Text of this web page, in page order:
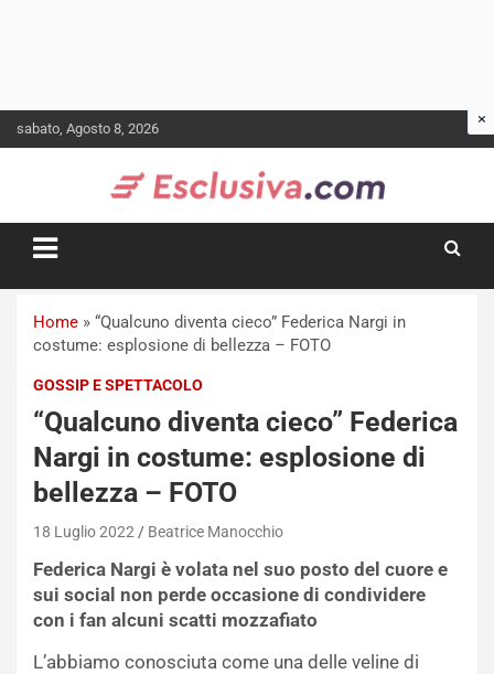
to
sabato, Agosto 8, 2026
Home » “Qualcuno diventa cieco” Federica Nargi in
costume: esplosione di bellezza – FOTO
GOSSIP E SPETTACOLO
“Qualcuno diventa cieco” Federica
Nargi in costume: esplosione di
bellezza – FOTO
18 Luglio 2022 Beatrice Manocchio
Federica Nargi è volata nel suo posto del cuore e
sui social non perde occasione di condividere
con i fan alcuni scatti mozzafiato
L’abbiamo conosciuta come una delle veline di